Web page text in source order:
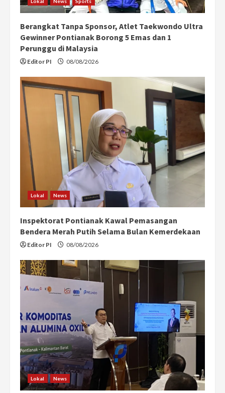
Berangkat Tanpa Sponsor, Atlet Taekwondo Ultra
Gewinner Pontianak Borong 5 Emas dan 1
Perunggu di Malaysia
Editor PI 08/08/2026
Lokal News
Inspektorat Pontianak Kawal Pemasangan
Bendera Merah Putih Selama Bulan Kemerdekaan
Editor PI 08/08/2026
Lokal News